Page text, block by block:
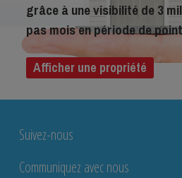
grâce à une visibilité de 3
pas mois en période de
Afficher une propriété
Suivez-nous
Communiquez avec nous